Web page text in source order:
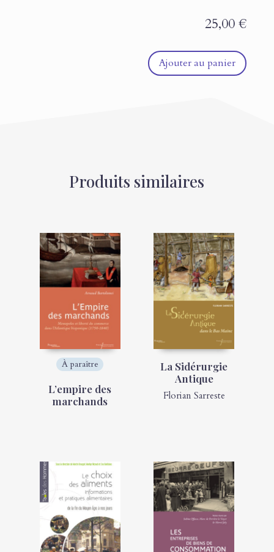
25,00€
Ajouter au panier
Produits similaires
À paraître
L’empire des
marchands
La Sidérurgie
Antique
Florian Sarreste